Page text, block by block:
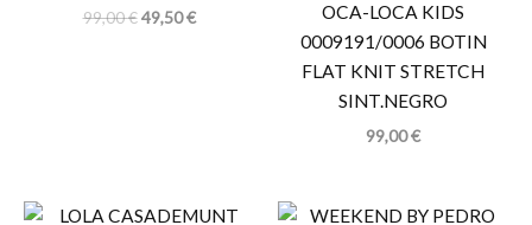
99,00€ 49,50€
OCA-LOCA KIDS
0009191/0006 BOTIN
FLAT KNIT STRETCH
SINT.NEGRO
99,00€
El
El
El
El